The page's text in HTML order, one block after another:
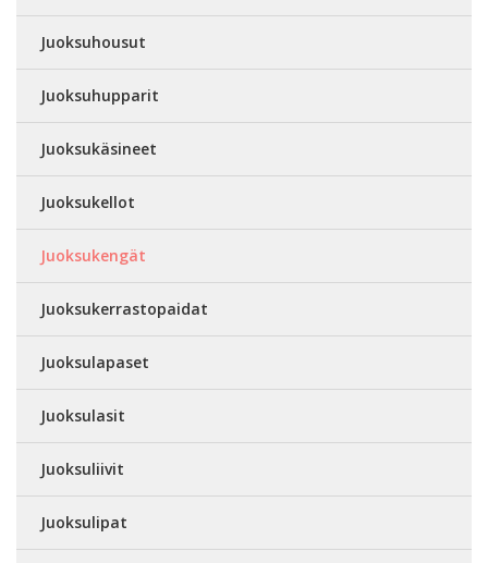
Juoksuhousut
Juoksuhupparit
Juoksukäsineet
Juoksukellot
Juoksukengät
Juoksukerrastopaidat
Juoksulapaset
Juoksulasit
Juoksuliivit
Juoksulipat